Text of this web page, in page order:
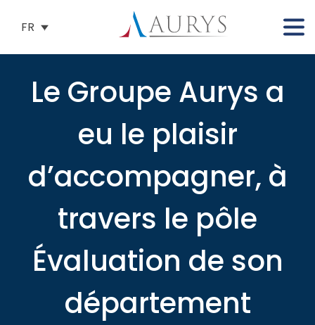
FR
Le Groupe Aurys a
eu le plaisir
d’accompagner, à
travers le pôle
Évaluation de son
département